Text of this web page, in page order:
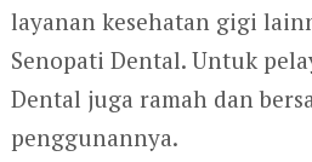
layanan kesehatan gigi
Senopati Dental. Untuk
Dental juga ramah dan
penggunannya.